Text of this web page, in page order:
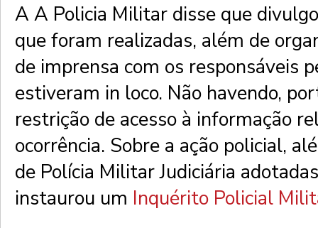
A A Policia Militar disse que
que foram realizadas, além de
de imprensa com os responsáveis
estiveram in loco. Não havendo,
restrição de acesso à informação
ocorrência. Sobre a ação policial,
de Polícia Militar Judiciária
instaurou um Inquérito Policial